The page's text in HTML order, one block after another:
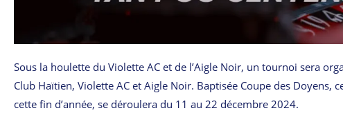
Sous la houlette du Violette AC et de l’Aigle Noir, un tournoi sera
Club Haïtien, Violette AC et Aigle Noir. Baptisée Coupe des
cette fin d’année, se déroulera du 11 au 22 décembre 2024.